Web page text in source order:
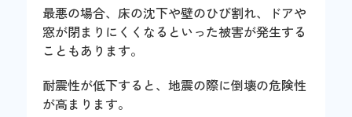
最悪の場合、床の沈下や壁のひび割れ、ドアや
窓が閉まりにくくなるといった被害が発生する
こともあります。
耐震性が低下すると、地震の際に倒壊の危険性
が高まります。